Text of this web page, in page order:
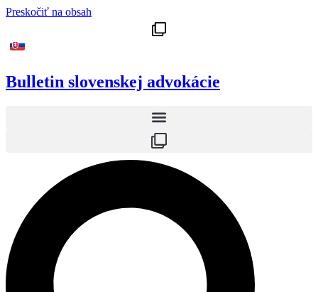
Preskočiť na obsah
Bulletin slovenskej advokácie